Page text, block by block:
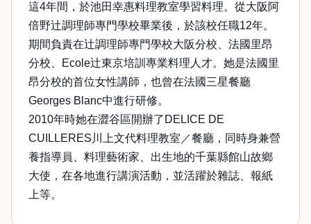
這4年間，於池田幸惠料理教室學習料理。從大阪阿
倍野辻調理師專門學校畢業後，於該校任職12年。
期間負責在辻調理師專門學校大阪分校、法國里昂
分校、Ecole辻東京培訓專業料理人才。她是法國里
昂分校的首位女性講師，也曾在法國三星餐廳
Georges Blanc中進行研修。
2010年時她在澀谷區開辦了DELICE DE
CUILLERES川上文代料理教室／餐廳，同時身兼營
養指導員、料理藝術家、出生地的千葉縣館山故鄉
大使，在各地進行講演活動，並活躍於雜誌、報紙
上等。